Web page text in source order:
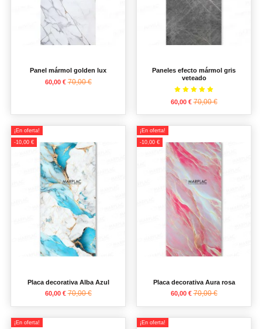
Panel mármol golden lux
60,00 €70,00 €
Paneles efecto mármol gris
veteado
60,00 €70,00 €
¡En oferta!
-10,00 €
Placa decorativa Alba Azul
60,00 €70,00 €
¡En oferta!
-10,00 €
Placa decorativa Aura rosa
60,00 €70,00 €
¡En oferta! ¡En oferta!